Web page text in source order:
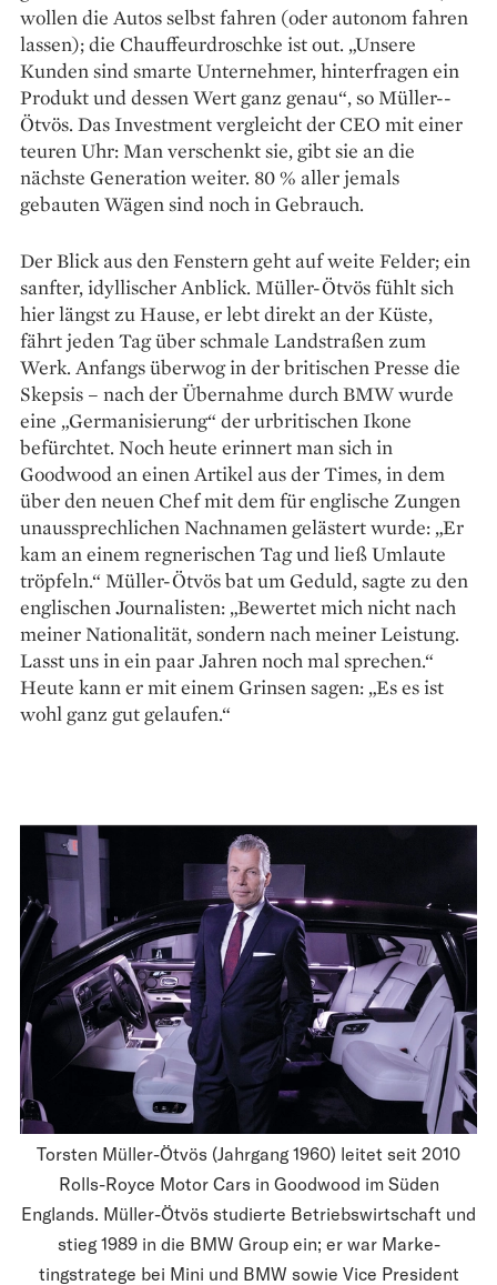
wollen die Autos selbst fahren (oder autonom fahren
lassen); die Chauffeurdroschke ist out. „Unsere
Kunden sind smarte Unternehmer, hinterfragen ein
Produkt und dessen Wert ganz genau“, so Müller-­
Ötvös. Das Investment vergleicht der CEO mit einer
teuren Uhr: Man verschenkt sie, gibt sie an die
nächste Generation weiter. 80 % aller jemals
gebauten Wägen sind noch in Gebrauch.
Der Blick aus den Fenstern geht auf weite Felder; ein
sanfter, idyllischer Anblick. Müller-Ötvös fühlt sich
hier längst zu Hause, er lebt direkt an der Küste,
fährt jeden Tag über schmale Landstraßen zum
Werk. Anfangs überwog in der britischen Presse die
Skepsis – nach der Übernahme durch BMW wurde
eine „Germanisierung“ der urbritischen Ikone
befürchtet. Noch heute erinnert man sich in
Goodwood an einen Artikel aus der Times, in dem
über den neuen Chef mit dem für englische Zungen
unaussprechlichen Nachnamen gelästert wurde: „Er
kam an einem regnerischen Tag und ließ Umlaute
tröpfeln.“ Müller-Ötvös bat um Geduld, sagte zu den
englischen Journalisten: „Bewertet mich nicht nach
meiner Nationalität, sondern nach meiner Leistung.
Lasst uns in ein paar Jahren noch mal sprechen.“
Heute kann er mit einem Grinsen sagen: „Es es ist
wohl ganz gut gelaufen.“
Torsten Müller-Ötvös (Jahrgang 1960) leitet seit 2010
Rolls-Royce Motor Cars in Goodwood im Süden
Englands. Müller-Ötvös studierte Betriebswirtschaft und
stieg 1989 in die BMW Group ein; er war Marke­
tingstratege bei Mini und BMW sowie Vice President